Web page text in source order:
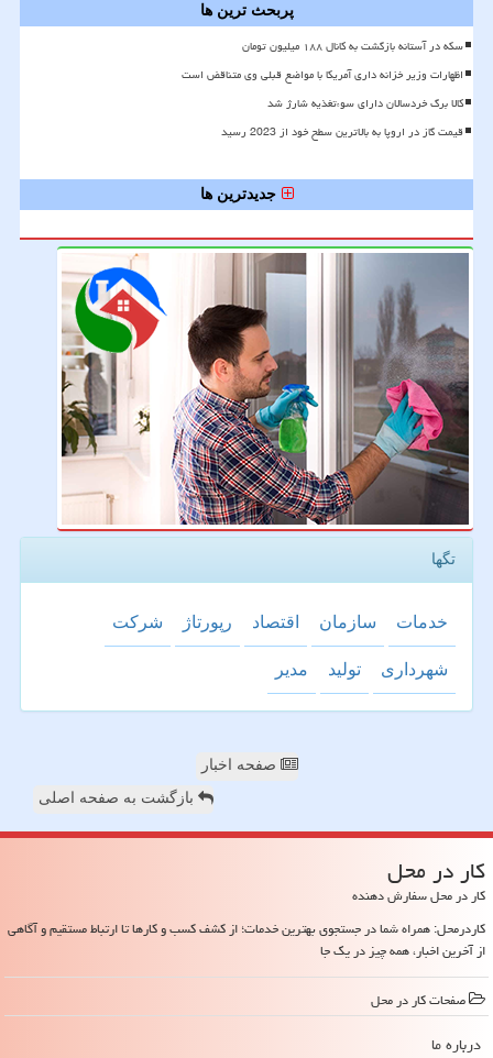
پربحث ترین ها
سکه در آستانه بازگشت به کانال ۱۸۸ میلیون تومان
اظهارات وزیر خزانه داری آمریکا با مواضع قبلی وی متناقض است
کالا برگ خردسالان دارای سوءتغذیه شارژ شد
قیمت گاز در اروپا به بالاترین سطح خود از 2023 رسید
جدیدترین ها
تگها
خدمات سازمان اقتصاد رپورتاژ شركت
شهرداری تولید مدیر
صفحه اخبار
بازگشت به صفحه اصلی
كار در محل
کار در محل سفارش دهنده
کاردرمحل: همراه شما در جستجوی بهترین خدمات؛ از کشف کسب و کارها تا ارتباط مستقیم و آگاهی
از آخرین اخبار، همه چیز در یک جا
صفحات كار در محل
درباره ما